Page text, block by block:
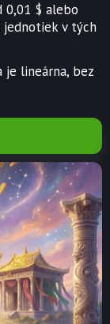
0,01 $ alebo
jednotiek v tých
je lineárna, bez